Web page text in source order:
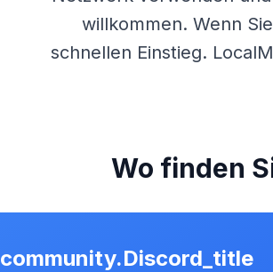
willkommen. Wenn
schnellen Einstieg.
Wo finden
community.Discord_title